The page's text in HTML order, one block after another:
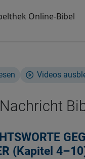
Online-Bibel
Videos
(Kapitel